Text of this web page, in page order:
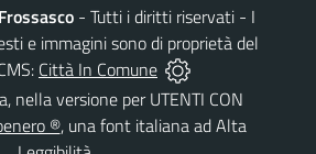
Frossasco - Tutti i diritti riservati - I
e immagini sono di proprietà del
Città In Comune
nella versione per UTENTI CON
®, una font italiana ad Alta